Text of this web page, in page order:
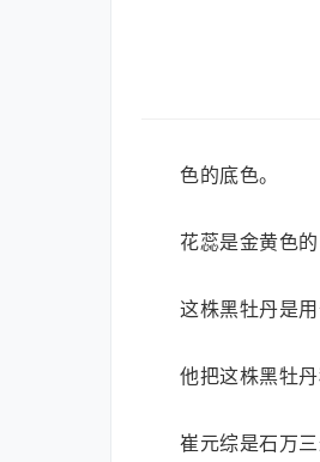
色的底色。
花蕊是金黄色
这株黑牡丹是
他把这株黑牡
崔元综是石万